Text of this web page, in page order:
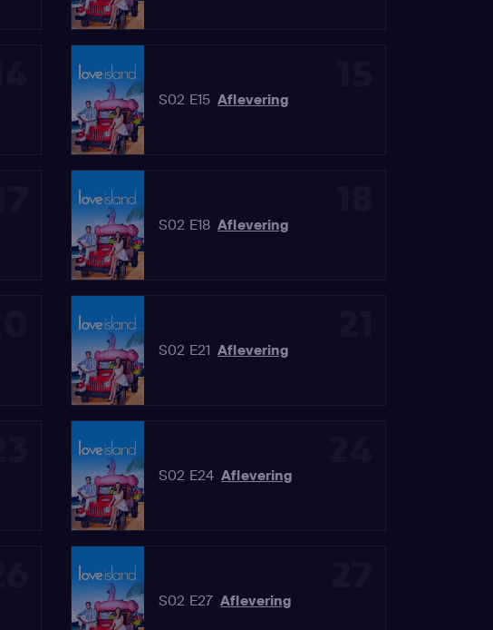
S02 E15 Aflevering
S02 E18 Aflevering
S02 E21 Aflevering
S02 E24 Aflevering
S02 E27 Aflevering